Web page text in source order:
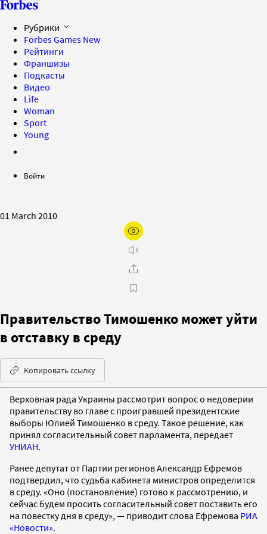
Рубрики
Forbes Games New
Рейтинги
Франшизы
Подкасты
Видео
Life
Woman
Sport
Young
Войти
01 March 2010
Правительство Тимошенко может уйти
в отставку в среду
Копировать ссылку
Верховная рада Украины рассмотрит вопрос о недоверии
правительству во главе с проигравшей президентские
выборы Юлией Тимошенко в среду. Такое решение, как
принял согласительный совет парламента, передает
УНИАН.
Ранее депутат от Партии регионов Александр Ефремов
подтвердил, что судьба кабинета министров определится
в среду. «Оно (постановление) готово к рассмотрению, и
сейчас будем просить согласительный совет поставить его
на повестку дня в среду», — приводит слова Ефремова РИА
«Новости».